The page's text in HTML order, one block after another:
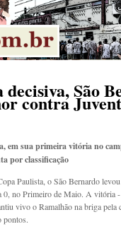
São
contra
em sua primeira vitória no
por classificação
Paulista, o São Bernardo
0, no Primeiro de Maio. A vitória
vivo o Ramalhão na briga pela
pontos.